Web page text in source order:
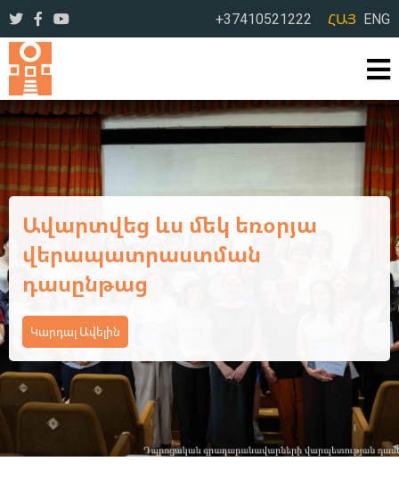
+37410521222 ՀԱՅ ENG
Ավարտվեց Կոտայքի մարզի
դպրոցական
գրադարանավարների եռօրյա
վերապատրաստման
դասընթացի առաջին փուլը
Կարդալ Ավելին